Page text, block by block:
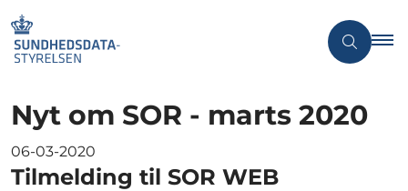
Nyt om SOR - marts 2020
06-03-2020
Tilmelding til SOR WEB